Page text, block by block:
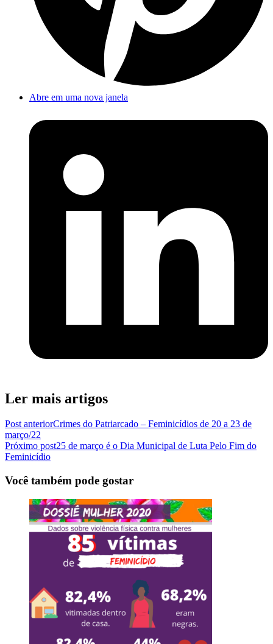
Abre em uma nova janela
Ler mais artigos
Post anteriorCrimes do Patriarcado – Feminicídios de 20 a 23 de
março/22
Próximo post25 de março é o Dia Municipal de Luta Pelo Fim do
Feminicídio
Você também pode gostar